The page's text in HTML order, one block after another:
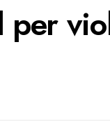
per